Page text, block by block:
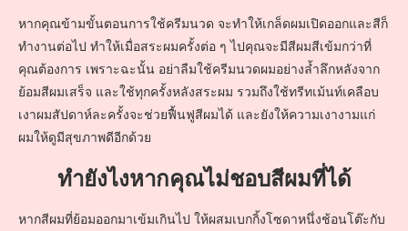
หากคุณข้ามขั้นตอนการใช้ครีมนวด จะทำให้เกล็ดผมเปิดออกและสีก็
ทำงานต่อไป ทำให้เมื่อสระผมครั้งต่อ ๆ ไปคุณจะมีสีผมสีเข้มกว่าที่
คุณต้องการ เพราะฉะนั้น อย่าลืมใช้ครีมนวดผมอย่างล้ำลึกหลังจาก
ย้อมสีผมเสร็จ และใช้ทุกครั้งหลังสระผม รวมถึงใช้ทรีทเม้นท์เคลือบ
เงาผมสัปดาห์ละครั้งจะช่วยฟื้นฟูสีผมได้ และยังให้ความเงางามแก่
ผมให้ดูมีสุขภาพดีอีกด้วย
ทำยังไงหากคุณไม่ชอบสีผมที่ได้
หากสีผมที่ย้อมออกมาเข้มเกินไป ให้ผสมเบกกิ้งโซดาหนึ่งช้อนโต๊ะกับ